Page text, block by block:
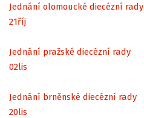
Jednání olomoucké diecézní rady
21říj
Jednání pražské diecézní rady
02lis
Jednání brněnské diecézní rady
20lis